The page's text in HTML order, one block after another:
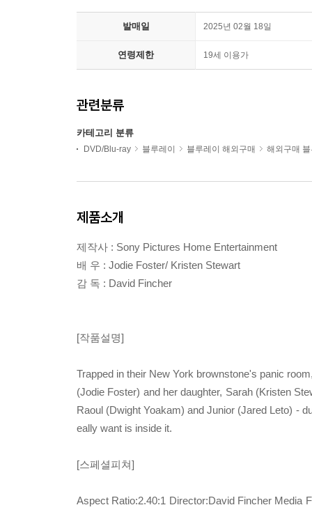
발매일 2025년 02월 18일
연령제한 19세 이용가
관련분류
카테고리 분류
DVD/Blu-ray 블루레이 블루레이 해외구매 해외구매
제품소개
제작사 : Sony Pictures Home Entertainment
배 우 : Jodie Foster/ Kristen Stewart
감 독 : David Fincher
[작품설명]
Trapped in their New York brownstone's panic
(Jodie Foster) and her daughter, Sarah (Kristen
Raoul (Dwight Yoakam) and Junior (Jared Leto) -
eally want is inside it.
[스페셜피쳐]
Aspect Ratio:2.40:1 Director:David Fincher Media